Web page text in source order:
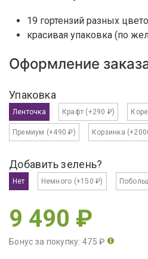
19 гортензий разных
красивая упаковка (по
Оформление
Упаковка
Ленточка Крафт (+290 ₽)
Премиум (+490 ₽) Корзинка
Добавить зелень?
Нет Немного (+150 ₽)
9 490 ₽
Бонус за покупку: 475 ₽